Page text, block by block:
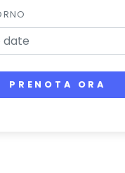
PRENOTA ORA